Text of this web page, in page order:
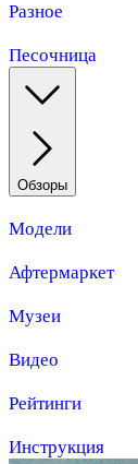
Разное
Песочница
Обзоры
Модели
Афтермаркет
Музеи
Видео
Рейтинги
Инструкция